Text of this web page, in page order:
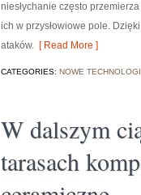
niesłychanie często
ich w przysłowiowe pole.
ataków. [ Read More ]
CATEGORIES: NOWE
W dalszym
tarasach